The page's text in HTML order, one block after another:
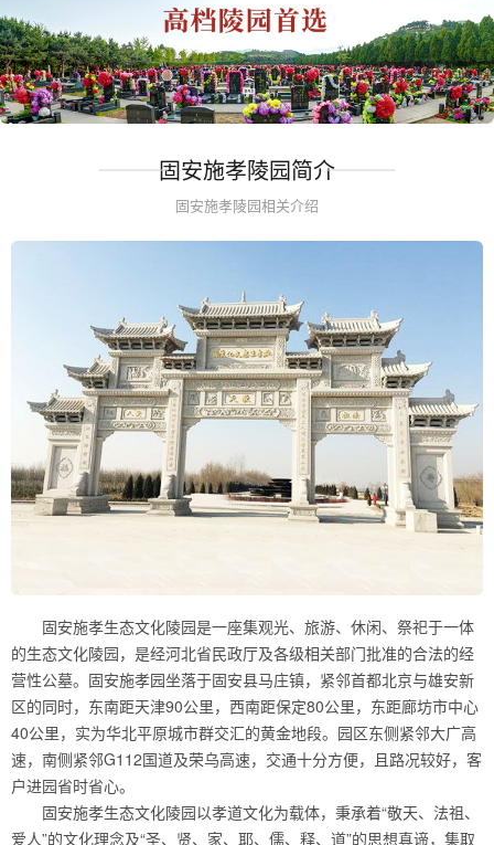
固安施孝陵园简介
固安施孝陵园相关介绍
固安施孝生态文化陵园是一座集观光、旅游、休闲、祭祀于一体
的生态文化陵园，是经河北省民政厅及各级相关部门批准的合法的经
营性公墓。固安施孝园坐落于固安县马庄镇，紧邻首都北京与雄安新
区的同时，东南距天津90公里，西南距保定80公里，东距廊坊市中心
40公里，实为华北平原城市群交汇的黄金地段。园区东侧紧邻大广高
速，南侧紧邻G112国道及荣乌高速，交通十分方便，且路况较好，客
户进园省时省心。
固安施孝生态文化陵园以孝道文化为载体，秉承着“敬天、法祖、
爱人”的文化理念及“圣、贤、家、耶、儒、释、道”的思想真谛，集取